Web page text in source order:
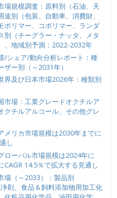
場規模調査：原料別（石油、天
別（包装、自動車、消費財、
ポリマー、コポリマー、ランダ
別（チーグラー・ナッタ、メタ
、地域別予測：2022-2032年
/シェア/動向分析レポート：種
ー別（～2031年）
界及び日本市場2026年：種類別
市場：工業グレードオクチルア
クチルアルコール、その他グレ
メリカ市場規模は2030年までに
し
ローバル市場規模は2024年に
14.5％で拡大する見通し
場（～2033）：製品別
浄剤、食品＆飼料添加物用加工化